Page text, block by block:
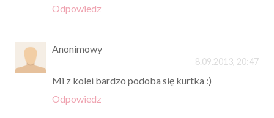
Odpowiedz
Anonimowy
8.09.2013, 20:47
Mi z kolei bardzo podoba się kurtka :)
Odpowiedz